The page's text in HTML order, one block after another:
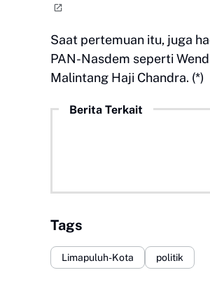
Saat pertemuan itu, juga
PAN-Nasdem seperti
Malintang Haji Chandra. (*)
Berita Terkait
Tags
Limapuluh-Kota politik